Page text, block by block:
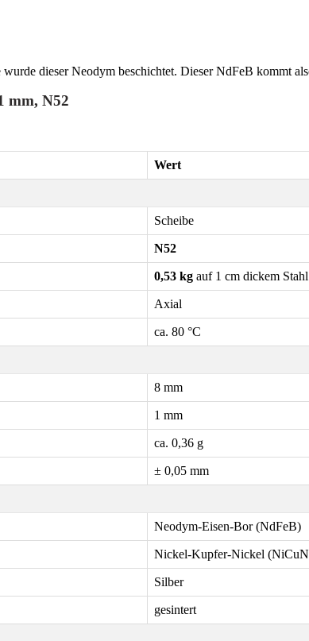
dieser Neodym beschichtet. Dieser NdFeB kommt
mm, N52
Wert
Scheibe
N52
0,53 kg auf 1 cm dickem
Axial
ca. 80 °C
8 mm
1 mm
ca. 0,36 g
± 0,05 mm
Neodym-Eisen-Bor (NdFeB)
Nickel-Kupfer-Nickel
Silber
gesintert